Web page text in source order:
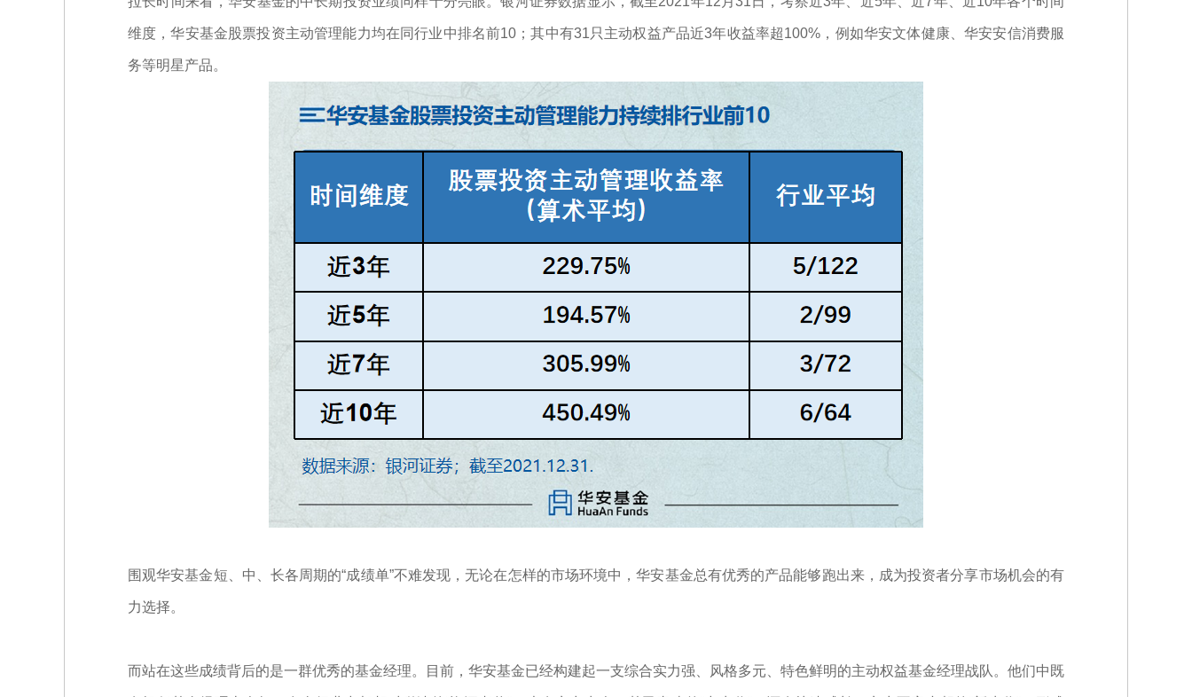
维度，华安基金股票投资主动管理能力均在同行业中排名前10；其中有31只主动权益产品近3年收益率超100%，例如华安文体健康、华安安信消费服
务等明星产品。
围观华安基金短、中、长各周期的“成绩单”不难发现，无论在怎样的市场环境中，华安基金总有优秀的产品能够跑出来，成为投资者分享市场机会的有
力选择。
而站在这些成绩背后的是一群优秀的基金经理。目前，华安基金已经构建起一支综合实力强、风格多元、特色鲜明的主动权益基金经理战队。他们中既